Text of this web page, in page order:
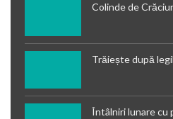
Colinde de
Trăiește după
Întâlniri lunare cu